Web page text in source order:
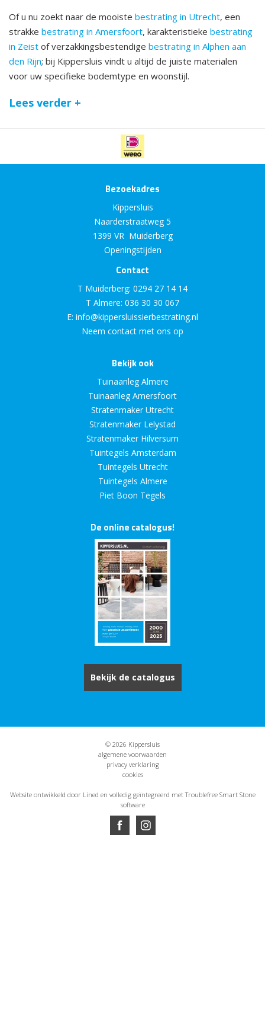
Of u nu zoekt naar de mooiste bestrating in Utrecht, een
strakke bestrating in Amersfoort, karakteristieke bestrating
in Zeist of verzakkingsbestendige bestrating in Alphen aan
den Rijn; bij Kippersluis vindt u altijd de juiste materialen
voor uw specifieke bodemtype en woonstijl.
Lees verder +
Bezoekadres
Kippersluis
Naarderstraatweg 5
1399 VR Muiderberg
Openingstijden
Contact
T Muiderberg: 0294 27 14 14
T Almere: 036 30 30 067
E: info@kippersluissierbestrating.nl
Neem contact met ons op
Bekijk ook
Tuinaanleg Almere
Tuinaanleg Amersfoort
Stratenmaker Utrecht
Stratenmaker Lelystad
Stratenmaker Hilversum
Tuintegels Amsterdam
Tuintegels Utrecht
Tuintegels Almere
Piet Boon Tegels
De online catalogus!
Bekijk de catalogus
© 2026 Kippersluis
algemene voorwaarden
privacy verklaring
cookies
Website ontwikkeld door Lined en volledig geïntegreerd met Troublefree Smart Stone
software